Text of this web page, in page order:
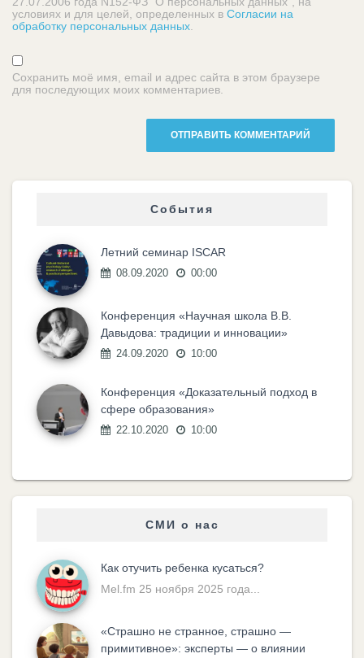
условиях и для целей, определенных в Согласии на
обработку персональных данных.
Сохранить моё имя, email и адрес сайта в этом браузере
для последующих моих комментариев.
События
Летний семинар ISCAR
08.09.2020 00:00
Конференция «Научная школа В.В.
Давыдова: традиции и инновации»
24.09.2020 10:00
Конференция «Доказательный подход в
сфере образования»
22.10.2020 10:00
СМИ о нас
Как отучить ребенка кусаться?
Mel.fm 25 ноября 2025 года...
«Cтрашно не странное, страшно —
примитивное»: эксперты — о влиянии